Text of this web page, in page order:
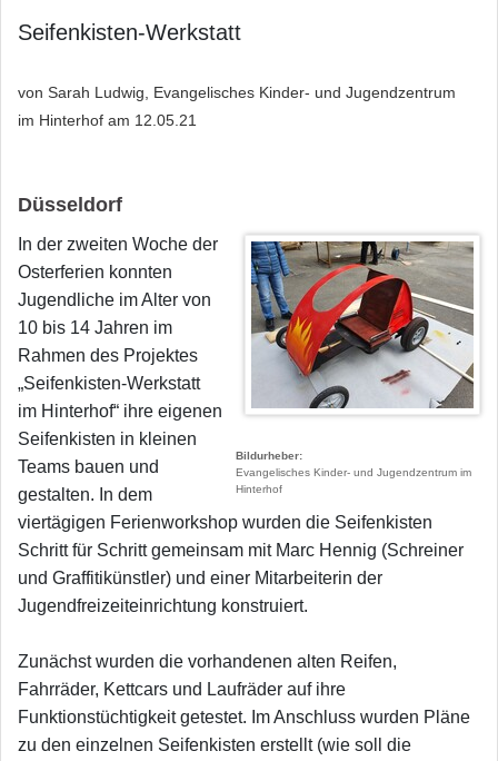
Seifenkisten-Werkstatt
von Sarah Ludwig, Evangelisches Kinder- und Jugendzentrum
im Hinterhof am 12.05.21
Düsseldorf
Bildurheber
Evangelisches Kinder- und Jugendzentrum im
Hinterhof
In der zweiten Woche der
Osterferien konnten
Jugendliche im Alter von
10 bis 14 Jahren im
Rahmen des Projektes
„Seifenkisten-Werkstatt
im Hinterhof“ ihre eigenen
Seifenkisten in kleinen
Teams bauen und
gestalten. In dem
viertägigen Ferienworkshop wurden die Seifenkisten
Schritt für Schritt gemeinsam mit Marc Hennig (Schreiner
und Graffitikünstler) und einer Mitarbeiterin der
Jugendfreizeiteinrichtung konstruiert.
Zunächst wurden die vorhandenen alten Reifen,
Fahrräder, Kettcars und Laufräder auf ihre
Funktionstüchtigkeit getestet. Im Anschluss wurden Pläne
zu den einzelnen Seifenkisten erstellt (wie soll die